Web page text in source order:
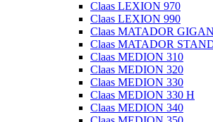
Claas LEXION 970
Claas LEXION 990
Claas MATADOR
Claas MATADOR
Claas MEDION 310
Claas MEDION 320
Claas MEDION 330
Claas MEDION 330 H
Claas MEDION 340